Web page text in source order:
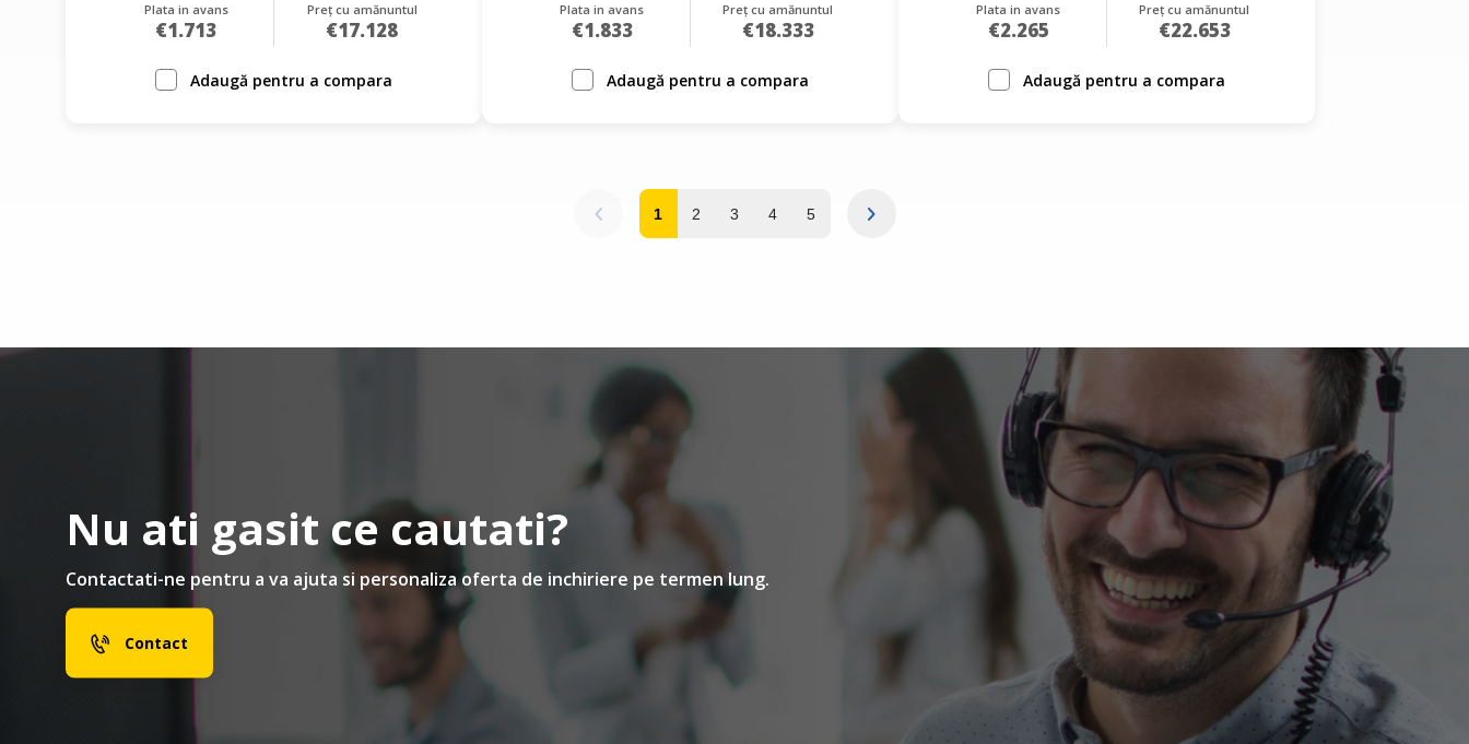
Plata in avans
€1.713
Preț cu amănuntul
€17.128
Adaugă pentru a compara
Plata in avans
€1.833
Preț cu amănuntul
€18.333
Adaugă pentru a compara
Plata in avans
€2.265
Preț cu amănuntul
€22.653
Adaugă pentru a compara
1 2 3 4 5
Nu ati gasit ce cautati?
Contactati-ne pentru a va ajuta si personaliza oferta de inchiriere pe termen lung.
Contact